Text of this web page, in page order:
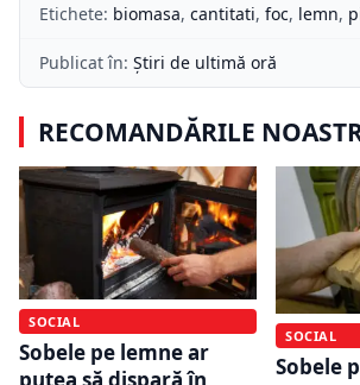
Etichete: biomasa, cantitati, foc, lemn,
Publicat în: Știri de ultimă oră
RECOMANDĂRILE
SOCIAL
Sobele pe lemne ar
SOCIAL
Sobele